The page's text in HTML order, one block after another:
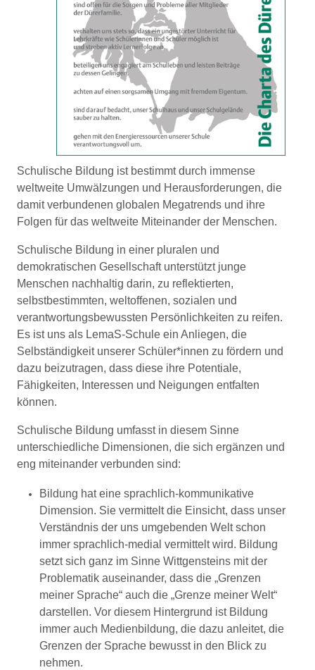
Schulische Bildung ist bestimmt durch immense
weltweite Umwälzungen und Herausforderungen, die
damit verbundenen globalen Megatrends und ihre
Folgen für das weltweite Miteinander der Menschen.
Schulische Bildung in einer pluralen und
demokratischen Gesellschaft unterstützt junge
Menschen nachhaltig darin, zu reflektierten,
selbstbestimmten, weltoffenen, sozialen und
verantwortungsbewussten Persönlichkeiten zu reifen.
Es ist uns als LemaS-Schule ein Anliegen, die
Selbständigkeit unserer Schüler*innen zu fördern und
dazu beizutragen, dass diese ihre Potentiale,
Fähigkeiten, Interessen und Neigungen entfalten
können.
Schulische Bildung umfasst in diesem Sinne
unterschiedliche Dimensionen, die sich ergänzen und
eng miteinander verbunden sind:
Bildung hat eine sprachlich-kommunikative
Dimension. Sie vermittelt die Einsicht, dass unser
Verständnis der uns umgebenden Welt schon
immer sprachlich-medial vermittelt wird. Bildung
setzt sich ganz im Sinne Wittgensteins mit der
Problematik auseinander, dass die „Grenzen
meiner Sprache“ auch die „Grenze meiner Welt“
darstellen. Vor diesem Hintergrund ist Bildung
immer auch Medienbildung, die dazu anleitet, die
Grenzen der Sprache bewusst in den Blick zu
nehmen.